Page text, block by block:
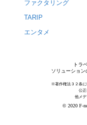
ファクタリング
TARIP
エンタメ
トラ
ソリューション
※著作権法３２条に
公
他メデ
© 2020 F-